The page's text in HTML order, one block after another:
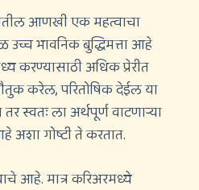
आणखी एक महत्वाचा
भावनिक बुद्धिमत्ता आहे
करण्यासाठी अधिक प्रेरीत
करेल, परितोषिक देईल या
स्वतः ला अर्थपूर्ण वाटणार्‍या
अशा गोष्टी ते करतात.
आहे. मात्र करिअरमध्ये